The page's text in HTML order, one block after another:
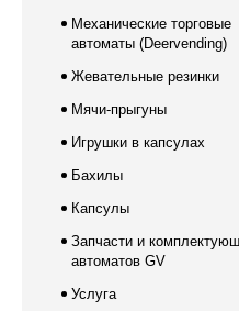
Механические торговые
автоматы (Deervending)
Жевательные резинки
Мячи-прыгуны
Игрушки в капсулах
Бахилы
Капсулы
Запчасти и
автоматов GV
Услуга